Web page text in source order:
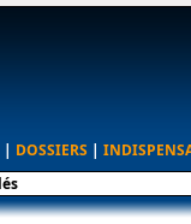
| DOSSIERS |